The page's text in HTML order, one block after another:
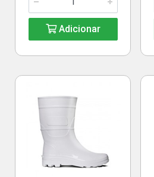
Adicionar